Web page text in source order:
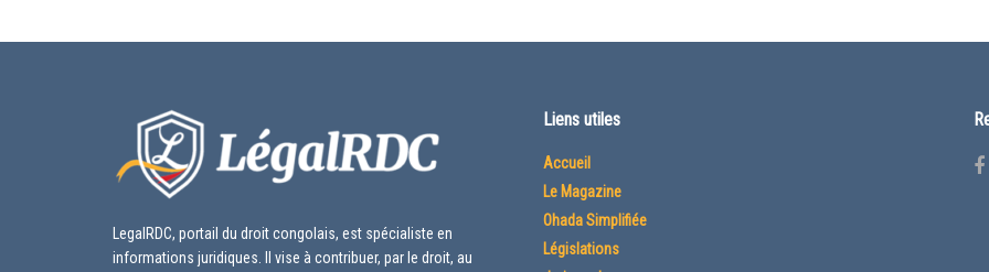
LegalRDC, portail du droit congolais, est spécialiste en
informations juridiques. Il vise à contribuer, par le droit, au
Liens utiles
Accueil
Le Magazine
Ohada Simplifiée
Législations